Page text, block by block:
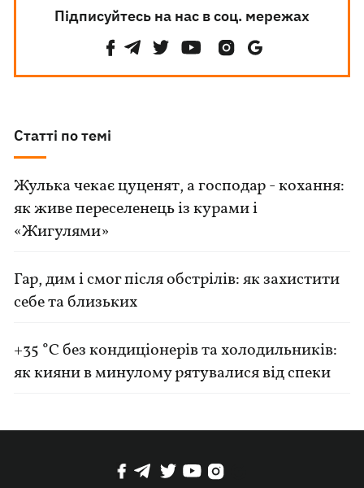
Підписуйтесь на нас в соц. мережах
Статті по темі
Жулька чекає цуценят, а господар - кохання:
як живе переселенець із курами і
«Жигулями»
Гар, дим і смог після обстрілів: як захистити
себе та близьких
+35 °C без кондиціонерів та холодильників:
як кияни в минулому рятувалися від спеки